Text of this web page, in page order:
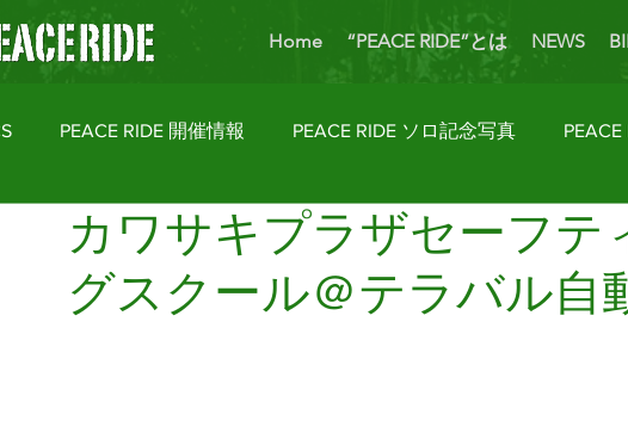
Home “PEACE RIDE”とは NEWS
PEACE RIDE 開催情報 PEACE RIDE ソロ記念写真
バイクライフトピックス Rider's Talk PICK UP BIKES ホーム
MOTO CLOTHES License Navi
カワサキプラザセーフテ
グスクール＠テラバル自